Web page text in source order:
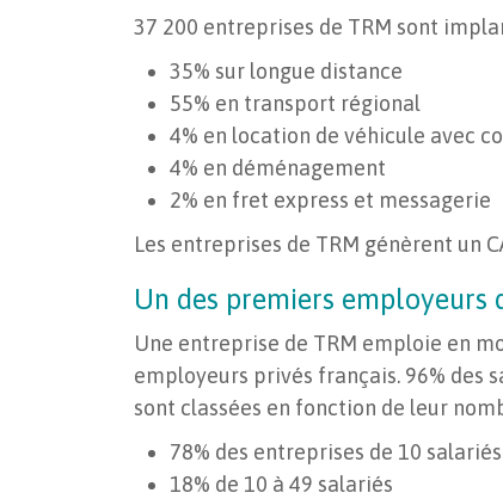
37 200 entreprises de TRM sont
35% sur longue distance
55% en transport régional
4% en location de véhicule avec
4% en déménagement
2% en fret express et messagerie
Les entreprises de TRM génèrent un
Un des premiers employeurs
Une entreprise de TRM emploie en
employeurs privés français. 96% des
sont classées en fonction de leur
78% des entreprises de 10 salariés
18% de 10 à 49 salariés